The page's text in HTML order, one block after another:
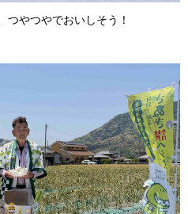
つやつやでおいしそう！